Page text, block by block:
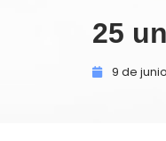
25
9 de